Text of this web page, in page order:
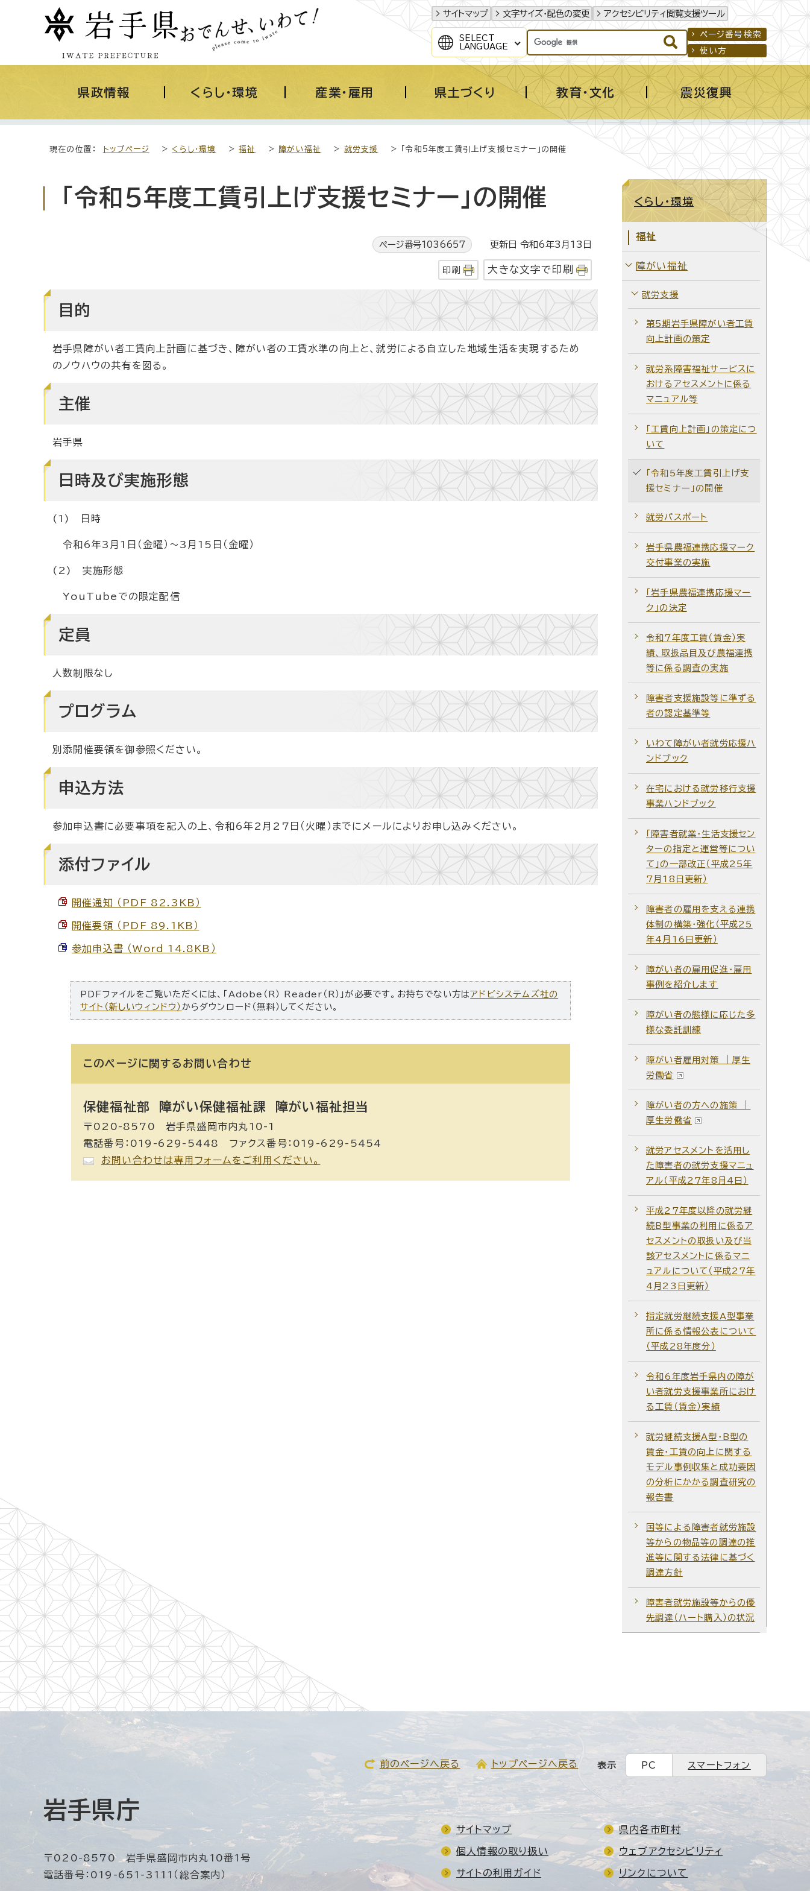
サイトマップ 文字サイズ・配色の変更 アクセシビリティ閲覧支援ツール
SELECT
LANGUAGE
ページ番号検索
使い方
県政情報 くらし・環境 産業・雇用 県土づくり 教育・文化 震災復興
現在の位置： トップページ > くらし・環境 >福祉 > 障がい福祉 > 就労支援 > 「令和5年度工賃引上げ支援セミナー」の開催
「令和5年度工賃引上げ支援セミナー」の開催
ページ番号1036657 更新日 令和6年3月13日
印刷 大きな文字で印刷
目的
岩手県障がい者工賃向上計画に基づき、障がい者の工賃水準の向上と、就労による自立した地域生活を実現するため
のノウハウの共有を図る。
主催
岩手県
日時及び実施形態
(1) 日時
令和6年3月1日（金曜）～3月15日（金曜）
(2) 実施形態
YouTubeでの限定配信
定員
人数制限なし
プログラム
別添開催要領を御参照ください。
申込方法
参加申込書に必要事項を記入の上、令和6年2月27日（火曜）までにメールによりお申し込みください。
添付ファイル
開催通知 （PDF 82.3KB）
開催要領 （PDF 89.1KB）
参加申込書 （Word 14.8KB）
PDFファイルをご覧いただくには、「Adobe（R） Reader（R）」が必要です。お持ちでない方はアドビシステムズ社の
サイト（新しいウィンドウ） からダウンロード（無料）してください。
このページに関する お問い合わせ
保健福祉部 障がい保健福祉課 障がい福祉担当
〒020-8570 岩手県盛岡市内丸10-1
電話番号：019-629-5448 ファクス番号：019-629-5454
お問い合わせは専用フォームをご利用ください。
くらし・環境
福祉
障がい福祉
就労支援
第5期岩手県障がい者工賃
向上計画の策定
就労系障害福祉サービスに
おけるアセスメントに係る
マニュアル等
「工賃向上計画」の策定につ
いて
「令和5年度工賃引上げ支
援セミナー」の開催
就労パスポート
岩手県農福連携応援マーク
交付事業の実施
「岩手県農福連携応援マー
ク」の決定
令和7年度工賃（賃金）実
績、取扱品目及び農福連携
等に係る調査の実施
障害者支援施設等に準ずる
者の認定基準等
いわて障がい者就労応援ハ
ンドブック
在宅における就労移行支援
事業ハンドブック
「障害者就業・生活支援セン
ターの指定と運営等につい
て」の一部改正（平成25年
7月18日更新）
障害者の雇用を支える連携
体制の構築・強化（平成25
年4月16日更新）
障がい者の雇用促進・雇用
事例を紹介します
障がい者の態様に応じた多
様な委託訓練
障がい者雇用対策 ｜厚生
労働省
障がい者の方への施策 ｜
厚生労働省
就労アセスメントを活用し
た障害者の就労支援マニュ
アル（平成27年8月4日）
平成27年度以降の就労継
続B型事業の利用に係るア
セスメントの取扱い及び当
該アセスメントに係るマニ
ュアルについて（平成27年
4月23日更新）
指定就労継続支援A型事業
所に係る情報公表について
（平成28年度分）
令和6年度岩手県内の障が
い者就労支援事業所におけ
る工賃（賃金）実績
就労継続支援A型・B型の
賃金・工賃の向上に関する
モデル事例収集と成功要因
の分析にかかる調査研究の
報告書
国等による障害者就労施設
等からの物品等の調達の推
進等に関する法律に基づく
調達方針
障害者就労施設等からの優
先調達（ハート購入）の状況
前のページへ戻る トップページへ戻る 表示 PC スマートフォン
岩手県庁
〒020-8570 岩手県盛岡市内丸10番1号
電話番号：019-651-3111（総合案内）
サイトマップ 県内各市町村
個人情報の取り扱い ウェブアクセシビリティ
サイトの利用ガイド リンクについて